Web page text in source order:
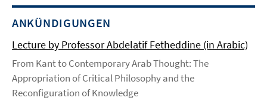
ANKÜNDIGUNGEN
Lecture by Professor Abdelatif Fetheddine (in Arabic)
From Kant to Contemporary Arab Thought: The
Appropriation of Critical Philosophy and the
Reconfiguration of Knowledge